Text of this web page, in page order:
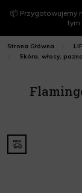
📦 Przygotowujemy
tym
Strona Główna
Skóra, włosy,